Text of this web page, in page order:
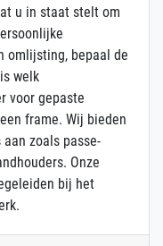
u in staat stelt om
omlijsting, bepaal de
welk
voor gepaste
frame. Wij bieden
zoals passe-
Onze
bij het